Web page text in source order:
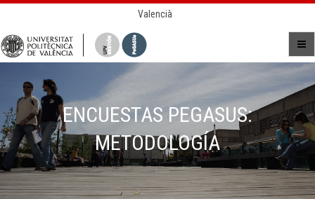
Valencià
ENCUESTAS PEGASUS:
METODOLOGÍA